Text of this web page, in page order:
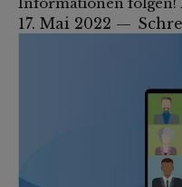
17. Mai 2022